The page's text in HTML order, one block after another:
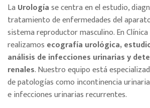
La Urologíase centra en el estudio,
tratamiento de enfermedades del
sistema reproductor masculino. En Clínica
realizamos ecografía urológica,
análisis de infecciones urinarias y
renales. Nuestro equipo está
de patologías como incontinencia
e infecciones urinarias recurrentes.